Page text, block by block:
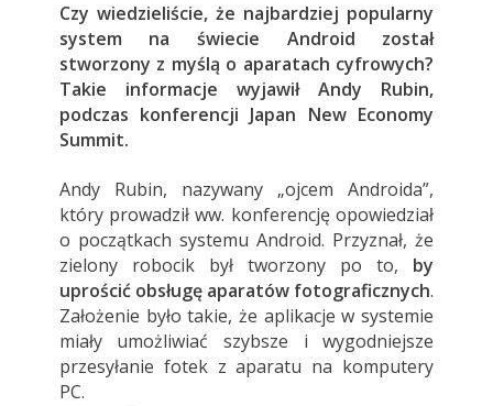
Czy wiedzieliście, że najbardziej popularny
system na świecie Android został
stworzony z myślą o aparatach cyfrowych?
Takie informacje wyjawił Andy Rubin,
podczas konferencji Japan New Economy
Summit.
Andy Rubin, nazywany „ojcem Androida”,
który prowadził ww. konferencję opowiedział
o początkach systemu Android. Przyznał, że
zielony robocik był tworzony po to, by
uprościć obsługę aparatów fotograficznych.
Założenie było takie, że aplikacje w systemie
miały umożliwiać szybsze i wygodniejsze
przesyłanie fotek z aparatu na komputery
PC.